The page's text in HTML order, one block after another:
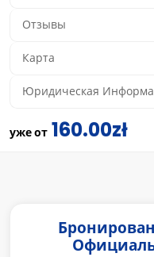
Отзывы
Карта
Юридическая
уже от 160.00zł